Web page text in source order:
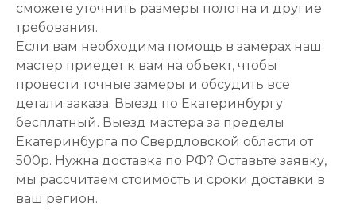
сможете уточнить размеры полотна и другие
требования.
Если вам необходима помощь в замерах наш
мастер приедет к вам на объект, чтобы
провести точные замеры и обсудить все
детали заказа. Выезд по Екатеринбургу
бесплатный. Выезд мастера за пределы
Екатеринбурга по Свердловской области от
500р. Нужна доставка по РФ? Оставьте заявку,
мы рассчитаем стоимость и сроки доставки в
ваш регион.